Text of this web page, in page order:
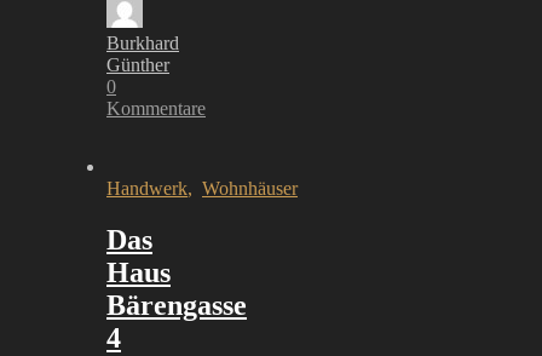
Burkhard
Günther
0
Kommentare
Handwerk, Wohnhäuser
Das
Haus
Bärengasse
4